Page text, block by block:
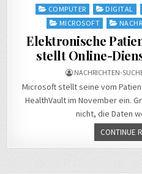
Posted
COMPUTER DIGITAL
MICROSOFT
Elektronische
stellt Online-
NACHRICHTEN-
Microsoft stellt seine vom
HealthVault im November ein.
nicht, die Daten
CONTINUE